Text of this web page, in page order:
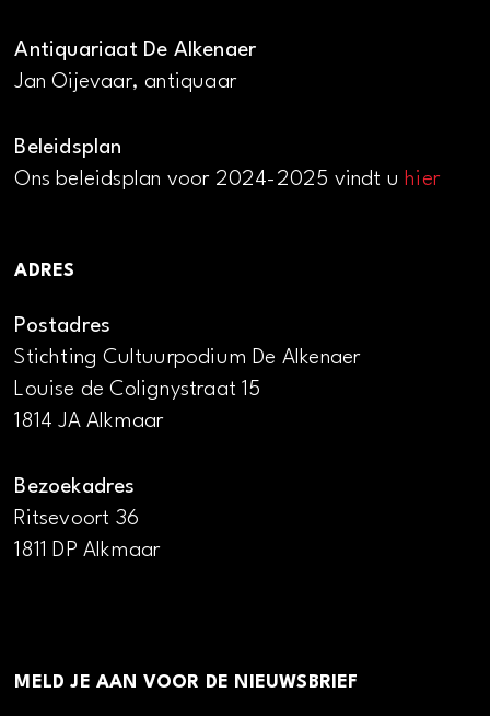
Antiquariaat De Alkenaer
Jan Oijevaar, antiquaar
Beleidsplan
Ons beleidsplan voor 2024-2025 vindt uhier
ADRES
Postadres
Stichting Cultuurpodium De Alkenaer
Louise de Colignystraat 15
1814 JA Alkmaar
Bezoekadres
Ritsevoort 36
1811 DP Alkmaar
MELD JE AAN VOOR DE NIEUWSBRIEF